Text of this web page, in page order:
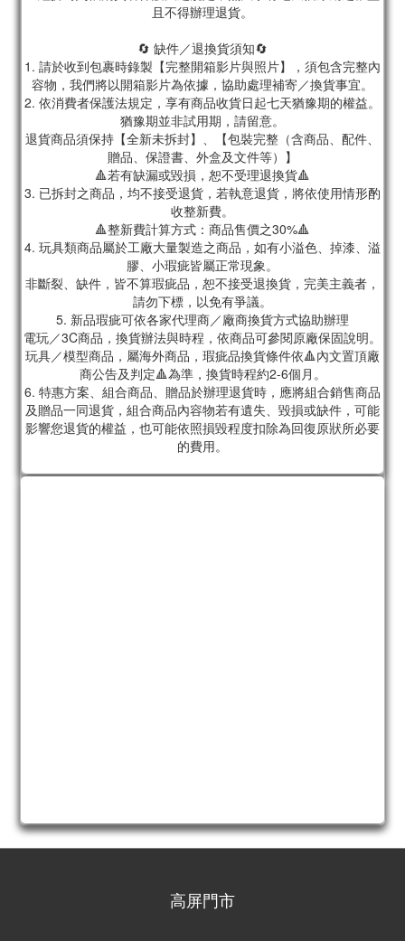
且不得辦理退貨。
🔄 缺件／退換貨須知🔄
1. 請於收到包裹時錄製【完整開箱影片與照片】，須包含完整內
容物，我們將以開箱影片為依據，協助處理補寄／換貨事宜。
2. 依消費者保護法規定，享有商品收貨日起七天猶豫期的權益。
猶豫期並非試用期，請留意。
退貨商品須保持【全新未拆封】、【包裝完整（含商品、配件、
贈品、保證書、外盒及文件等）】
🔺若有缺漏或毀損，恕不受理退換貨🔺
3. 已拆封之商品，均不接受退貨，若執意退貨，將依使用情形酌
收整新費。
🔺整新費計算方式：商品售價之30%🔺
4. 玩具類商品屬於工廠大量製造之商品，如有小溢色、掉漆、溢
膠、小瑕疵皆屬正常現象。
非斷裂、缺件，皆不算瑕疵品，恕不接受退換貨，完美主義者，
請勿下標，以免有爭議。
5. 新品瑕疵可依各家代理商／廠商換貨方式協助辦理
電玩／3C商品，換貨辦法與時程，依商品可參閱原廠保固說明。
玩具／模型商品，屬海外商品，瑕疵品換貨條件依🔺內文置頂廠
商公告及判定🔺為準，換貨時程約2-6個月。
6. 特惠方案、組合商品、贈品於辦理退貨時，應將組合銷售商品
及贈品一同退貨，組合商品內容物若有遺失、毀損或缺件，可能
影響您退貨的權益，也可能依照損毀程度扣除為回復原狀所必要
的費用。
高屏門市